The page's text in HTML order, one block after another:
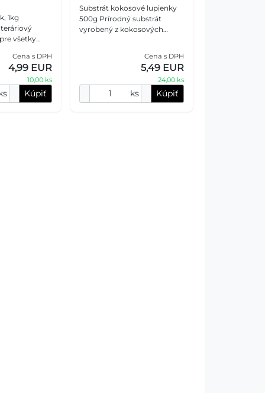
1kg
všetky
ako
zákla
Cena s DPH
4,99 EUR
10,00 ks
Kúpiť
Substrát kokosové lupienky
500g Prírodný substrát
vyrobený z kokosových
pavúkovce a tropické rast
Cena s DPH
5,49 EUR
24,00 ks
ks Kúpiť